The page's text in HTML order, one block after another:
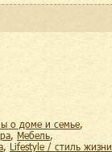
о доме и семье,
, мебель,
, lifestyle / стиль жизни